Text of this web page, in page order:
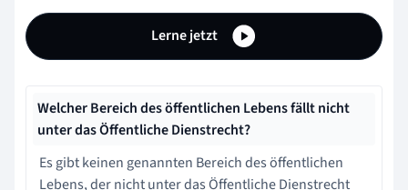
Lerne jetzt
Welcher Bereich des öffentlichen Lebens fällt nicht
unter das Öffentliche Dienstrecht?
Es gibt keinen genannten Bereich des öffentlichen
Lebens, der nicht unter das Öffentliche Dienstrecht